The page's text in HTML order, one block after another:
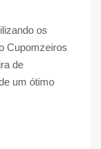
os
Cupomzeiros
de
um ótimo